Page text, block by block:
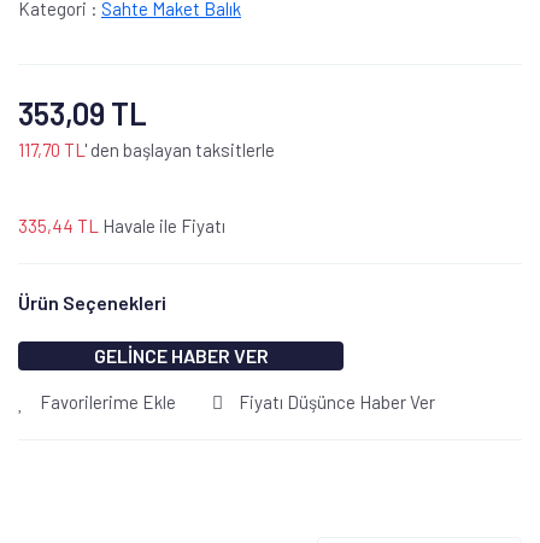
Kategori : Sahte Maket Balık
353,09 TL
117,70 TL ' den başlayan taksitlerle
335,44 TL Havale ile Fiyatı
Ürün Seçenekleri
GELİNCE HABER VER
Favorilerime Ekle Fiyatı Düşünce Haber Ver